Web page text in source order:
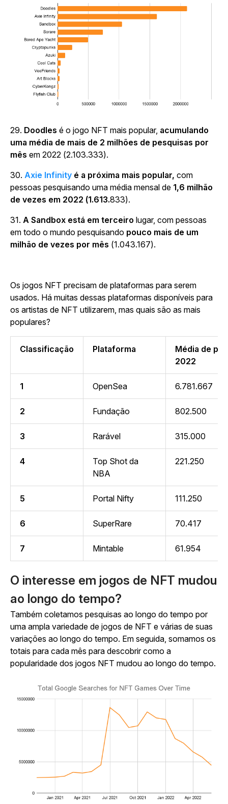
29. Doodles é o jogo NFT mais popular, acumulando
uma média de mais de 2 milhões de pesquisas por
mês em 2022 (2.103.333).
30. Axie Infinity é a próxima mais popular, com
pessoas pesquisando uma média mensal de 1,6 milhão
de vezes em 2022 (1.613.833).
31. A Sandbox está em terceiro lugar, com pessoas
em todo o mundo pesquisando pouco mais de um
milhão de vezes por mês (1.043.167).
Os jogos NFT precisam de plataformas para serem
usados. Há muitas dessas plataformas disponíveis para
os artistas de NFT utilizarem, mas quais são as mais
populares?
Classificação Plataforma
Média de
2022
1 OpenSea 6.781.667
2 Fundação 802.500
3 Rarável 315.000
4
Top Shot da
NBA
221.250
5 Portal Nifty 111.250
6 SuperRare 70.417
7 Mintable 61.954
O interesse em jogos de NFT mudou
ao longo do tempo?
Também coletamos pesquisas ao longo do tempo por
uma ampla variedade de jogos de NFT e várias de suas
variações ao longo do tempo. Em seguida, somamos os
totais para cada mês para descobrir como a
popularidade dos jogos NFT mudou ao longo do tempo.